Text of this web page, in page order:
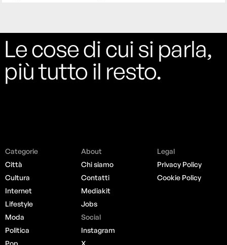
Le cose di cui si parla,
più tutto il resto.
Categorie
Città
Cultura
Internet
Lifestyle
Moda
Politica
Pop
About
Chi siamo
Contatti
Mediakit
Jobs
Social
Instagram
X
Legal
Privacy Policy
Cookie Policy